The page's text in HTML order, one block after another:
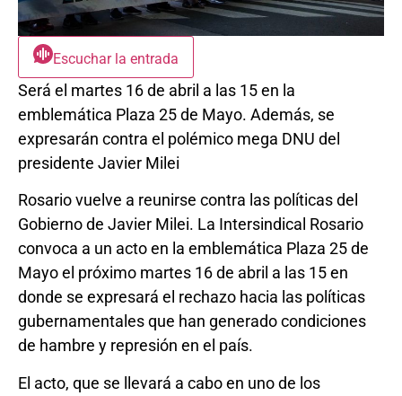
Escuchar la entrada
Será el martes 16 de abril a las 15 en la
emblemática Plaza 25 de Mayo. Además, se
expresarán contra el polémico mega DNU del
presidente Javier Milei
Rosario vuelve a reunirse contra las políticas del
Gobierno de Javier Milei. La Intersindical Rosario
convoca a un acto en la emblemática Plaza 25 de
Mayo el próximo martes 16 de abril a las 15 en
donde se expresará el rechazo hacia las políticas
gubernamentales que han generado condiciones
de hambre y represión en el país.
El acto, que se llevará a cabo en uno de los